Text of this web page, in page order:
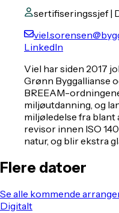
sertifiseringssjef |
LinkedIn
Viel har siden 2017
Grønn Byggallianse
BREEAM-
miljøutdanning, og
miljøledelse fra blant
revisor innen ISO
natur, og blir ekstra
Flere datoer
Se alle kommende
Digitalt